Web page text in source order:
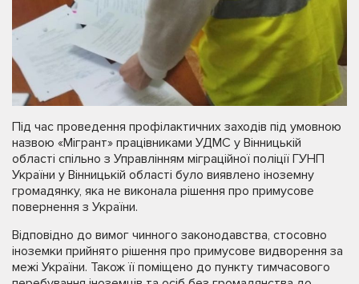
Під час проведення профілактичних заходів під умовною
назвою «Мігрант» працівниками УДМС у Вінницькій
області спільно з Управлінням міграційної поліції ГУНП
України у Вінницькій області було виявлено іноземну
громадянку, яка не виконала рішення про примусове
повернення з України.
Відповідно до вимог чинного законодавства, стосовно
іноземки прийнято рішення про примусове видворення за
межі України. Також її поміщено до пункту тимчасового